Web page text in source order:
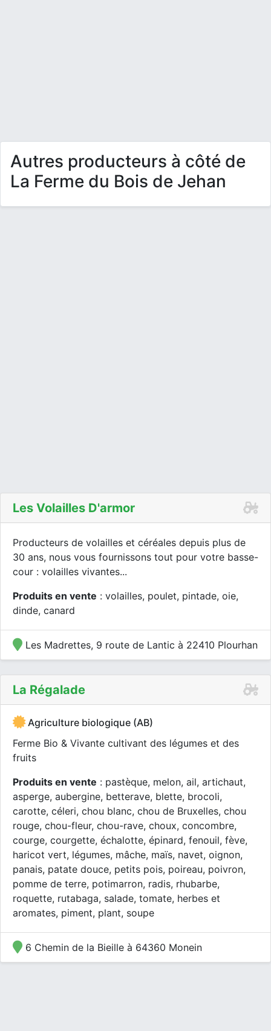
Autres producteurs à côté de
La Ferme du Bois de Jehan
Les Volailles D'armor
Producteurs de volailles et céréales depuis plus de
30 ans, nous vous fournissons tout pour votre basse-
cour : volailles vivantes...
Produits en vente : volailles, poulet, pintade, oie,
dinde, canard
Les Madrettes, 9 route de Lantic à 22410 Plourhan
La Régalade
Agriculture biologique (AB)
Ferme Bio & Vivante cultivant des légumes et des
fruits
Produits en vente : pastèque, melon, ail, artichaut,
asperge, aubergine, betterave, blette, brocoli,
carotte, céleri, chou blanc, chou de Bruxelles, chou
rouge, chou-fleur, chou-rave, choux, concombre,
courge, courgette, échalotte, épinard, fenouil, fève,
haricot vert, légumes, mâche, maïs, navet, oignon,
panais, patate douce, petits pois, poireau, poivron,
pomme de terre, potimarron, radis, rhubarbe,
roquette, rutabaga, salade, tomate, herbes et
aromates, piment, plant, soupe
6 Chemin de la Bieille à 64360 Monein